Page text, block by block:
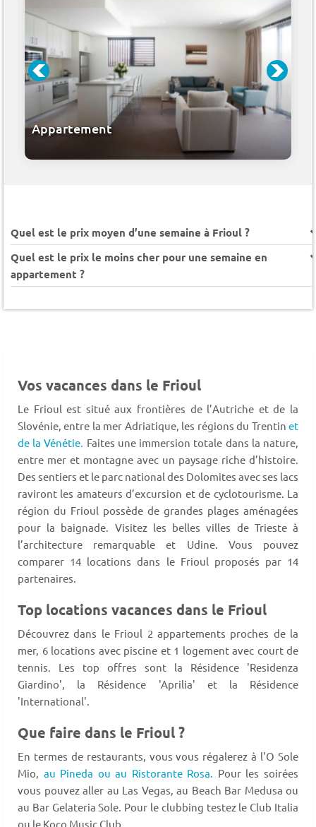
Appartement
Quel est le prix moyen d’une semaine à Frioul ?
Quel est le prix le moins cher pour une semaine en
appartement ?
Vos vacances dans le Frioul
Le Frioul est situé aux frontières de l’Autriche et de la
Slovénie, entre la mer Adriatique, les régions du Trentin et
de la Vénétie. Faites une immersion totale dans la nature,
entre mer et montagne avec un paysage riche d’histoire.
Des sentiers et le parc national des Dolomites avec ses lacs
raviront les amateurs d’excursion et de cyclotourisme. La
région du Frioul possède de grandes plages aménagées
pour la baignade. Visitez les belles villes de Trieste à
l’architecture remarquable et Udine. Vous pouvez
comparer 14 locations dans le Frioul proposés par 14
partenaires.
Top locations vacances dans le Frioul
Découvrez dans le Frioul 2 appartements proches de la
mer, 6 locations avec piscine et 1 logement avec court de
tennis. Les top offres sont la Résidence 'Residenza
Giardino', la Résidence 'Aprilia' et la Résidence
'International'.
Que faire dans le Frioul ?
En termes de restaurants, vous vous régalerez à l'O Sole
Mio, au Pineda ou au Ristorante Rosa. Pour les soirées
vous pouvez aller au Las Vegas, au Beach Bar Medusa ou
au Bar Gelateria Sole. Pour le clubbing testez le Club Italia
ou le Koco Music Club.